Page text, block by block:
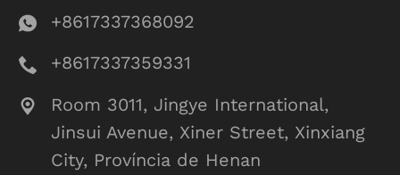
+8617337368092
+8617337359331
Room 3011, Jingye International,
Jinsui Avenue, Xiner Street, Xinxiang
City, Província de Henan